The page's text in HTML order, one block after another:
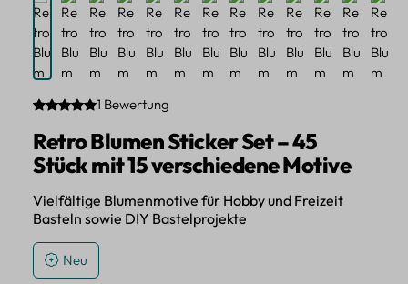
Durchschnittliche Bewertung von 5 von 5 Sternen
1 Bewertung
Retro Blumen Sticker Set – 45
Stück mit 15 verschiedene Motive
Vielfältige Blumenmotive für Hobby und Freizeit
Basteln sowie DIY Bastelprojekte
Neu